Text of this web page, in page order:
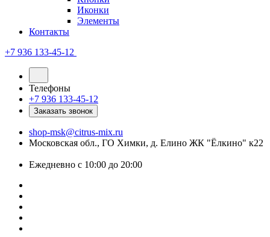
Иконки
Элементы
Контакты
+7 936 133-45-12
Телефоны
+7 936 133-45-12
Заказать звонок
shop-msk@citrus-mix.ru
Московская обл., ГО Химки, д. Елино ЖК "Ёлкино" к22
Ежедневно с 10:00 до 20:00